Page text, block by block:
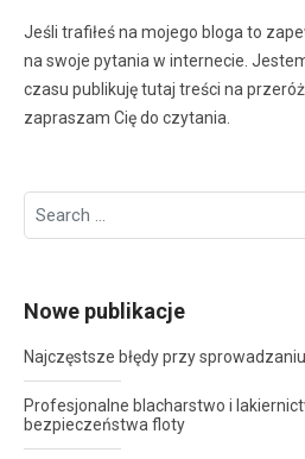
Jeśli trafiłeś na mojego bloga to
na swoje pytania w internecie.
czasu publikuję tutaj treści na
zapraszam Cię do czytania.
Search
for:
Nowe publikacje
Najczęstsze błędy przy
Profesjonalne blacharstwo i
bezpieczeństwa floty